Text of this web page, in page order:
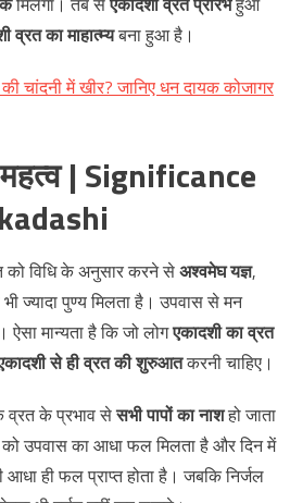
व्रत का माहात्म्यबना हुआ है।
चांदनी में खीर? जानिए धन दायक कोजागर
महत्व | Significance
को विधि के अनुसार करने सेअश्वमेघ यज्ञ,
ज्यादा पुण्य मिलता है। उपवास से मन
ऐसा मान्यता है कि जो लोगएकादशी का व्रत
से ही व्रत की शुरुआतकरनी चाहिए।
व्रत के प्रभाव सेसभी पापों का नाशहो जाता
उपवास का आधा फल मिलता है और दिन में
ही फल प्राप्त होता है। जबकि निर्जल